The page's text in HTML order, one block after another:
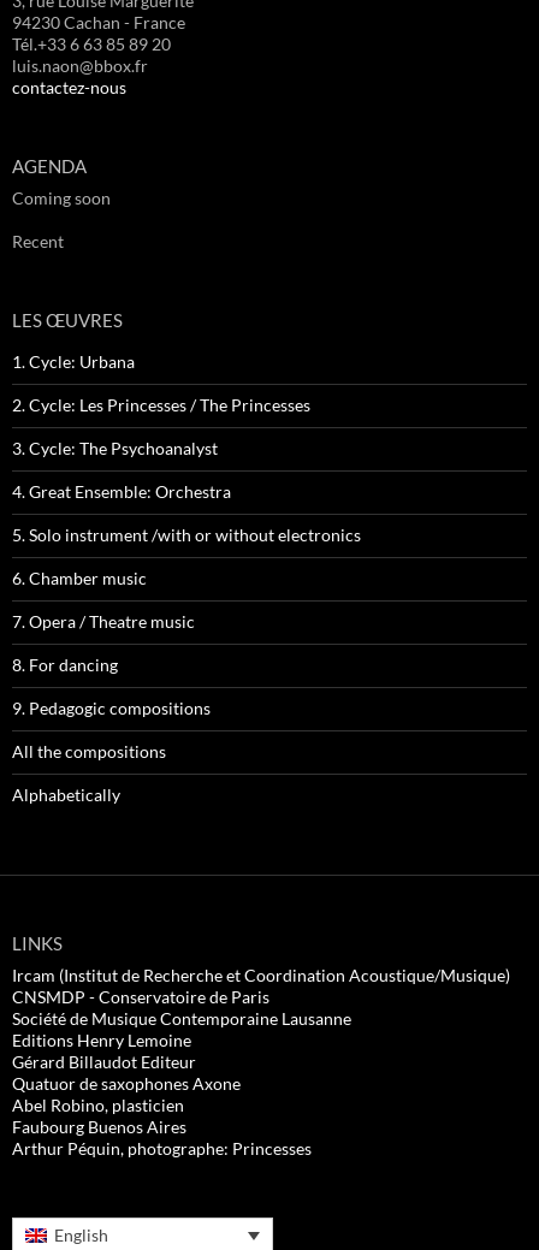
94230 Cachan - France
Tél.+33 6 63 85 89 20
luis.naon@bbox.fr
contactez-nous
AGENDA
Coming soon
Recent
LES ŒUVRES
1. Cycle: Urbana
2. Cycle: Les Princesses / The Princesses
3. Cycle: The Psychoanalyst
4. Great Ensemble: Orchestra
5. Solo instrument /with or without electronics
6. Chamber music
7. Opera / Theatre music
8. For dancing
9. Pedagogic compositions
All the compositions
Alphabetically
LINKS
Ircam (Institut de Recherche et Coordination Acoustique/Musique)
CNSMDP - Conservatoire de Paris
Société de Musique Contemporaine Lausanne
Editions Henry Lemoine
Gérard Billaudot Editeur
Quatuor de saxophones Axone
Abel Robino, plasticien
Faubourg Buenos Aires
Arthur Péquin, photographe: Princesses
English